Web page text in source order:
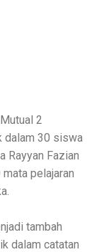
2
dalam 30 siswa
Rayyan Fazian
pelajaran
tambah
dalam catatan